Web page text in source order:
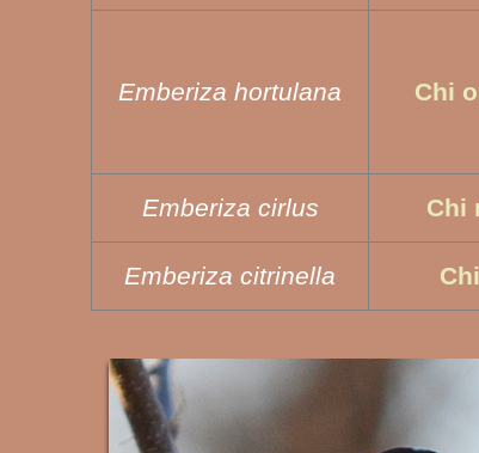
Emberiza hortulana Chi
Emberiza cirlus Chi
Emberiza citrinella